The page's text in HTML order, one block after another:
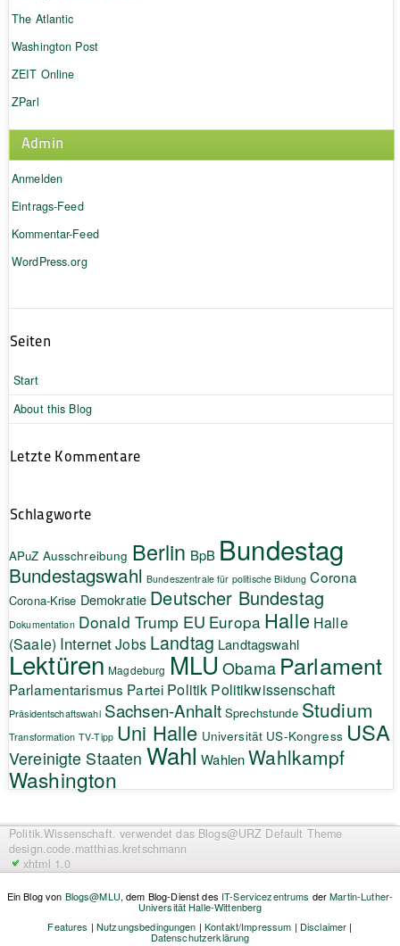
The Atlantic
Washington Post
ZEIT Online
ZParl
Admin
Anmelden
Eintrags-Feed
Kommentar-Feed
WordPress.org
Seiten
Start
About this Blog
Letzte Kommentare
Schlagworte
APuZ Ausschreibung Berlin BpB Bundestag
Bundestagswahl Bundeszentrale für politische Bildung Corona
Corona-Krise Demokratie Deutscher Bundestag
Dokumentation Donald Trump EU Europa Halle Halle
(Saale) InternetJobs Landtag Landtagswahl
Lektüren Magdeburg MLU Obama Parlament
Parlamentarismus Partei Politik Politikwissenschaft
Präsidentschaftswahl Sachsen-Anhalt Sprechstunde Studium
Transformation TV-Tipp Uni Halle Universität US-Kongress USA
Vereinigte Staaten Wahl Wahlen Wahlkampf
Washington
Politik.Wissenschaft. verwendet das Blogs@URZ Default Theme
design.code.matthias.kretschmann
xhtml 1.0
Ein Blog von Blogs@MLU, dem Blog-Dienst des IT-Servicezentrums derMartin-Luther-
Universität Halle-Wittenberg
Features | Nutzungsbedingungen |Kontakt/Impressum | Disclaimer |
Datenschutzerklärung